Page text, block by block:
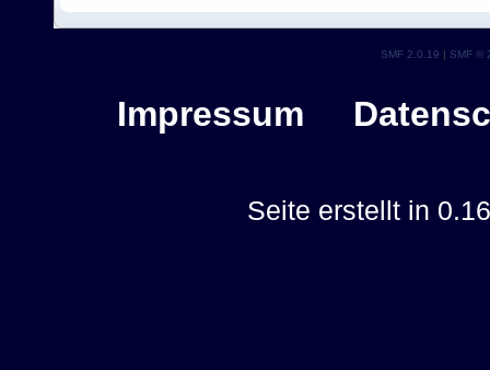
SMF 2.0.19 | SMF ©
Impressum
Seite erstellt in